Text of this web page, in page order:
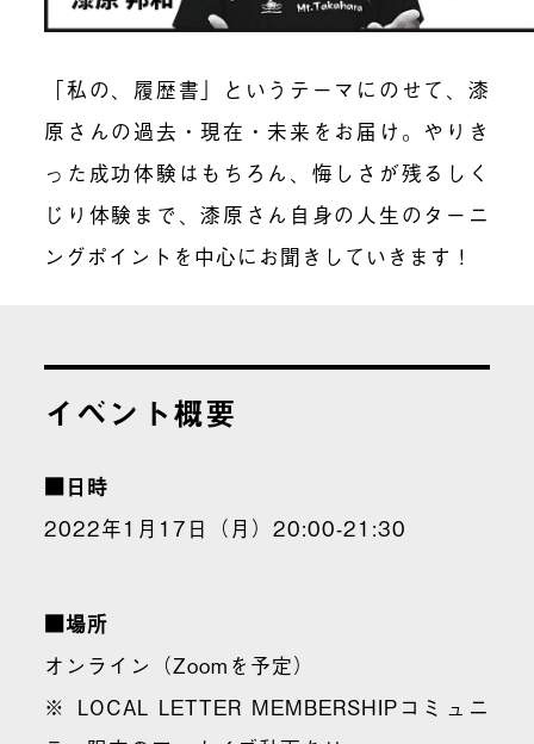
「私の、履歴書」というテーマにのせて、漆
原さんの過去・現在・未来をお届け。やりき
った成功体験はもちろん、悔しさが残るしく
じり体験まで、漆原さん自身の人生のターニ
ングポイントを中心にお聞きしていきます！
イベント概要
■日時
2022年1月17日（月）20:00-21:30
■場所
オンライン（Zoomを予定）
※ LOCAL LETTER MEMBERSHIPコミュニ